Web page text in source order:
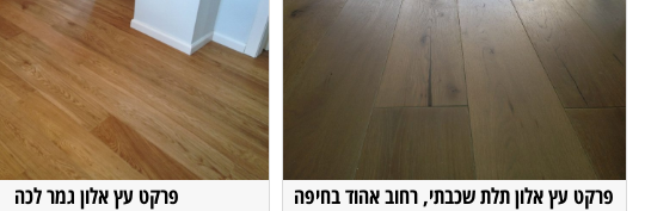
פרקט עץ אלון תלת שכבתי, רחוב אהוד בחיפה פרקט עץ אלון גמר לכה